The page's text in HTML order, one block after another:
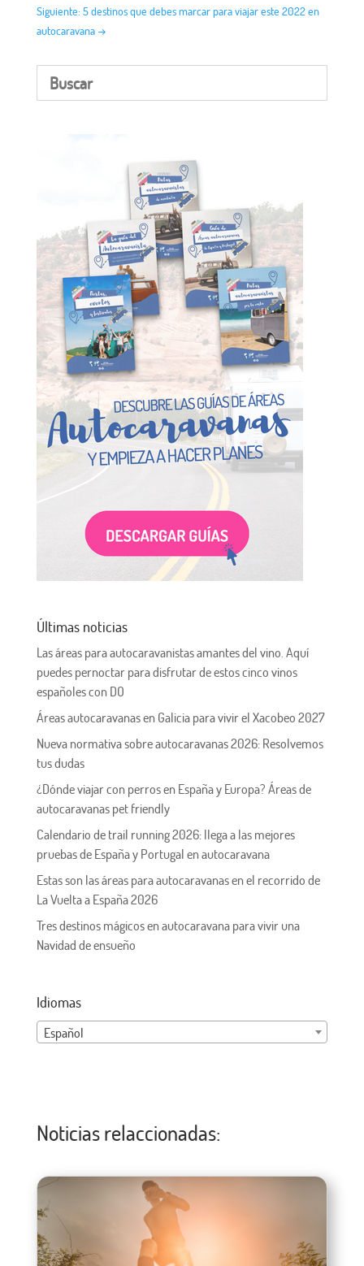
Siguiente: 5 destinos que debes marcar para viajar este 2022 en
autocaravana→
Últimas noticias
Las áreas para autocaravanistas amantes del vino. Aquí
puedes pernoctar para disfrutar de estos cinco vinos
españoles con DO
Áreas autocaravanas en Galicia para vivir el Xacobeo 2027
Nueva normativa sobre autocaravanas 2026: Resolvemos
tus dudas
¿Dónde viajar con perros en España y Europa? Áreas de
autocaravanas pet friendly
Calendario de trail running 2026: llega a las mejores
pruebas de España y Portugal en autocaravana
Estas son las áreas para autocaravanas en el recorrido de
La Vuelta a España 2026
Tres destinos mágicos en autocaravana para vivir una
Navidad de ensueño
Idiomas
Español
Noticias relaccionadas: